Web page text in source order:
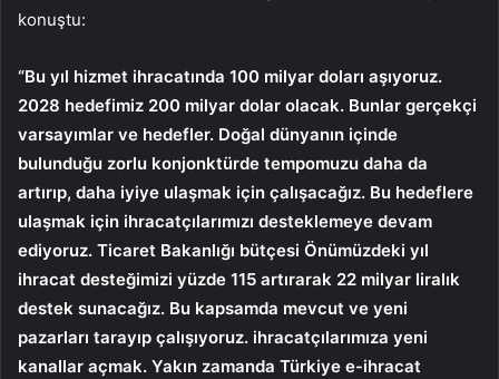
konuştu:
“Bu yıl hizmet ihracatında 100 milyar doları aşıyoruz.
2028 hedefimiz 200 milyar dolar olacak. Bunlar gerçekçi
varsayımlar ve hedefler. Doğal dünyanın içinde
bulunduğu zorlu konjonktürde tempomuzu daha da
artırıp, daha iyiye ulaşmak için çalışacağız. Bu hedeflere
ulaşmak için ihracatçılarımızı desteklemeye devam
ediyoruz. Ticaret Bakanlığı bütçesi Önümüzdeki yıl
ihracat desteğimizi yüzde 115 artırarak 22 milyar liralık
destek sunacağız. Bu kapsamda mevcut ve yeni
pazarları tarayıp çalışıyoruz. ihracatçılarımıza yeni
kanallar açmak. Yakın zamanda Türkiye e-ihracat